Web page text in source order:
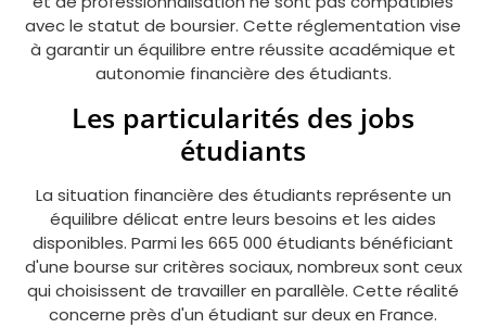
avec le statut de boursier. Cette réglementation vise
à garantir un équilibre entre réussite académique et
autonomie financière des étudiants.
Les particularités des jobs
étudiants
La situation financière des étudiants représente un
équilibre délicat entre leurs besoins et les aides
disponibles. Parmi les 665 000 étudiants bénéficiant
d'une bourse sur critères sociaux, nombreux sont ceux
qui choisissent de travailler en parallèle. Cette réalité
concerne près d'un étudiant sur deux en France.